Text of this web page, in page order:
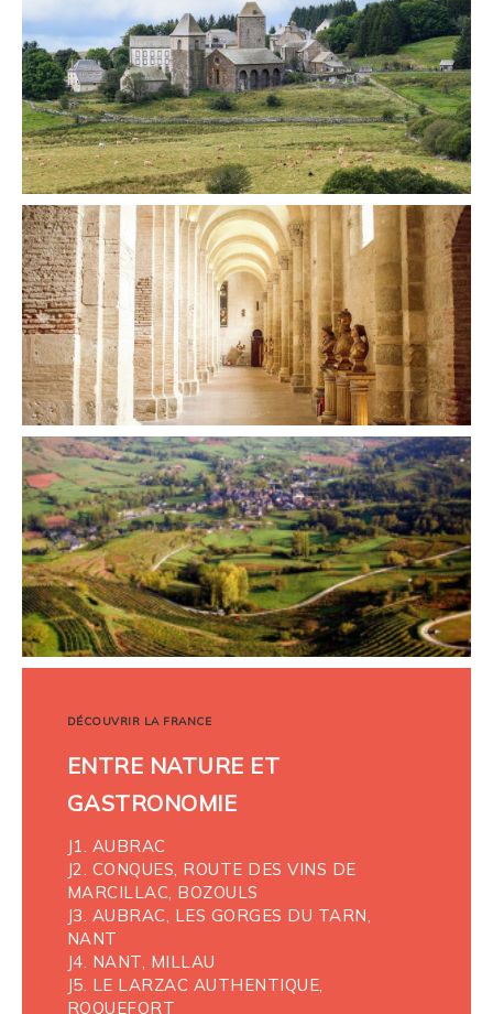
DÉCOUVRIR LA FRANCE
ENTRE NATURE ET
GASTRONOMIE
J1. AUBRAC
J2. CONQUES, ROUTE DES VINS DE
MARCILLAC, BOZOULS
J3. AUBRAC, LES GORGES DU TARN,
NANT
J4. NANT, MILLAU
J5. LE LARZAC AUTHENTIQUE,
ROQUEFORT